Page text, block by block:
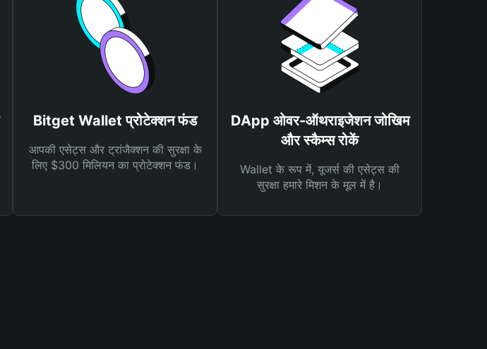
Bitget Wallet प्रोटेक्शन फंड
आपकी एसेट्स और ट्रांजैक्शन की सुरक्षा के
लिए $300 मिलियन का प्रोटेक्शन फंड।
DApp ओवर-ऑथराइजेशन जोखिम
और स्कैम्स रोकें
Wallet के रूप में, यूजर्स की एसेट्स की
सुरक्षा हमारे मिशन के मूल में है।